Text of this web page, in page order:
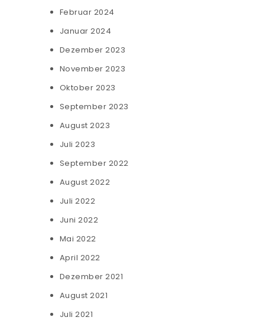
Februar 2024
Januar 2024
Dezember 2023
November 2023
Oktober 2023
September 2023
August 2023
Juli 2023
September 2022
August 2022
Juli 2022
Juni 2022
Mai 2022
April 2022
Dezember 2021
August 2021
Juli 2021